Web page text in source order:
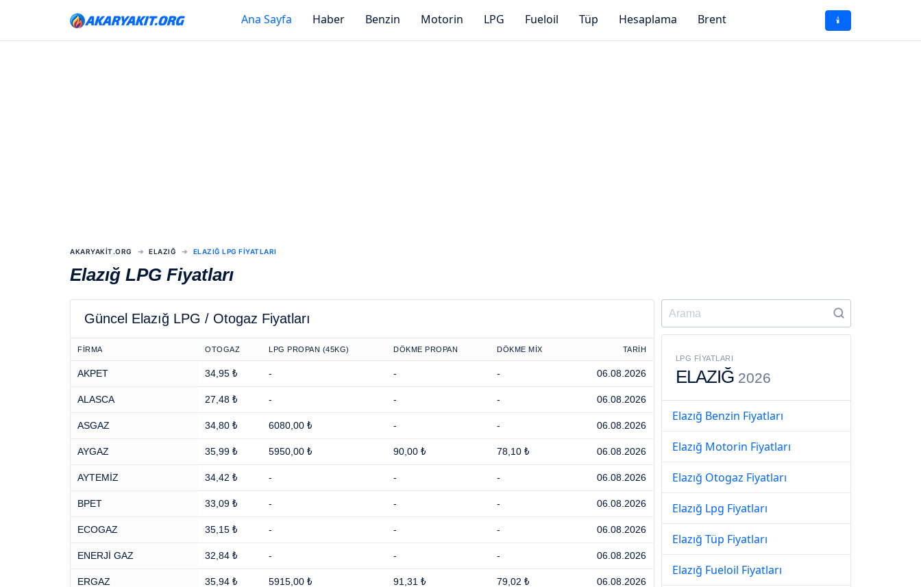
Ana Sayfa Haber Benzin Motorin LPG Fueloil Tüp Hesaplama Brent 🕯️
AKARYAKIT.ORG ELAZIĞ ELAZIĞ LPG FIYATLARI
Elazığ LPG Fiyatları
Güncel Elazığ LPG / Otogaz Fiyatları
FİRMA OTOGAZ LPG PROPAN (45KG) DÖKME PROPAN DÖKME MİX TARİH
AKPET 34,95 ₺ - - - 06.08.2026
ALASCA 27,48 ₺ - - - 06.08.2026
ASGAZ 34,80 ₺ 6080,00 ₺ - - 06.08.2026
AYGAZ 35,99 ₺ 5950,00 ₺ 90,00 ₺ 78,10 ₺ 06.08.2026
AYTEMİZ 34,42 ₺ - - - 06.08.2026
BPET 33,09 ₺ - - - 06.08.2026
ECOGAZ 35,15 ₺ - - - 06.08.2026
ENERJİ GAZ 32,84 ₺ - - - 06.08.2026
ERGAZ 35,94 ₺ 5915,00 ₺ 91,31 ₺ 79,02 ₺ 06.08.2026
LPG FIYATLARI
ELAZIĞ 2026
Elazığ Benzin Fiyatları
Elazığ Motorin Fiyatları
Elazığ Otogaz Fiyatları
Elazığ Lpg Fiyatları
Elazığ Tüp Fiyatları
Elazığ Fueloil Fiyatları